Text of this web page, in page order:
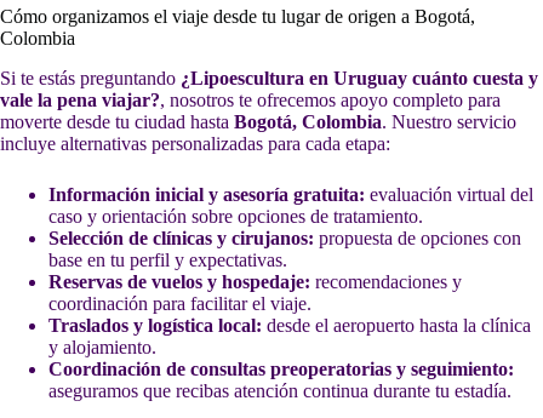
Cómo organizamos el viaje desde tu lugar de origen a Bogotá,
Colombia
Si te estás preguntando ¿Lipoescultura en Uruguay cuánto cuesta y
vale la pena viajar?, nosotros te ofrecemos apoyo completo para
moverte desde tu ciudad hasta Bogotá, Colombia. Nuestro servicio
incluye alternativas personalizadas para cada etapa:
Información inicial y asesoría gratuita: evaluación virtual del
caso y orientación sobre opciones de tratamiento.
Selección de clínicas y cirujanos: propuesta de opciones con
base en tu perfil y expectativas.
Reservas de vuelos y hospedaje: recomendaciones y
coordinación para facilitar el viaje.
Traslados y logística local: desde el aeropuerto hasta la clínica
y alojamiento.
Coordinación de consultas preoperatorias y seguimiento:
aseguramos que recibas atención continua durante tu estadía.